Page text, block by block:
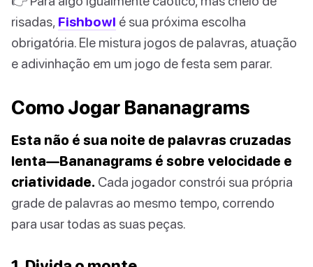
risadas, Fishbowl é sua próxima escolha
obrigatória. Ele mistura jogos de palavras, atuação
e adivinhação em um jogo de festa sem parar.
Como Jogar Bananagrams
Esta não é sua noite de palavras cruzadas
lenta—Bananagrams é sobre velocidade e
criatividade. Cada jogador constrói sua própria
grade de palavras ao mesmo tempo, correndo
para usar todas as suas peças.